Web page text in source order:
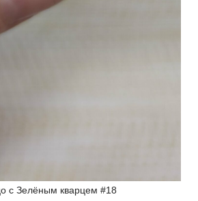
с Зелёным кварцем #18